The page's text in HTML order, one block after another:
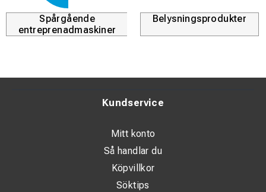
Spårgående
entreprenadmaskiner
Belysningsprodukter
Kundservice
Mitt konto
Så handlar du
Köpvillkor
Söktips